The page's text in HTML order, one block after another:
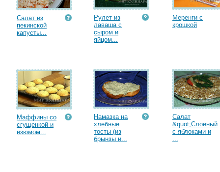
Салат из
пекинской
капусты...
Рулет из
лаваша с
сыром и
яйцом...
Меренги с
крошкой
Маффины со
сгущенкой и
изюмом...
Намазка на
хлебные
тосты (из
брынзы и...
Салат
&quot;Слоеный
с яблоками и
...